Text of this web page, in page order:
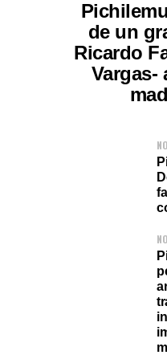
de un
Ricardo
Vargas-